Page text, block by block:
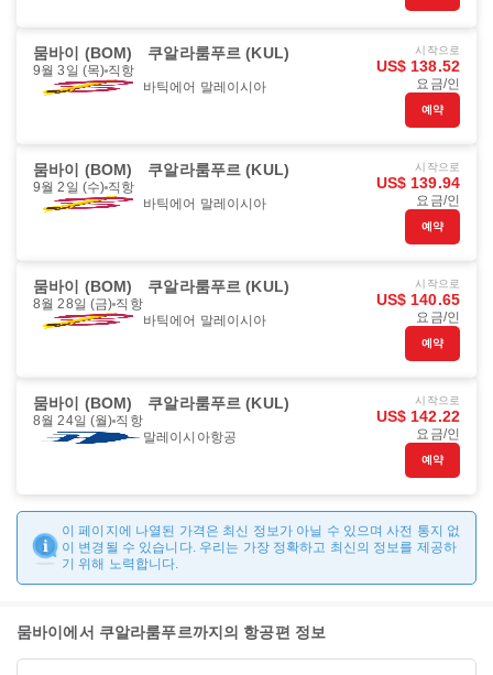
뭄바이 (BOM) 쿠알라룸푸르 (KUL)
9월 3일 (목) 직항
바틱에어 말레이시아
시작으로
US$ 138.52
요금/인
예약
뭄바이 (BOM) 쿠알라룸푸르 (KUL)
9월 2일 (수) 직항
바틱에어 말레이시아
시작으로
US$ 139.94
요금/인
예약
뭄바이 (BOM) 쿠알라룸푸르 (KUL)
8월 28일 (금) 직항
바틱에어 말레이시아
시작으로
US$ 140.65
요금/인
예약
뭄바이 (BOM) 쿠알라룸푸르 (KUL)
8월 24일 (월) 직항
말레이시아항공
시작으로
US$ 142.22
요금/인
예약
이 페이지에 나열된 가격은 최신 정보가 아닐 수 있으며 사전 통지 없
이 변경될 수 있습니다. 우리는 가장 정확하고 최신의 정보를 제공하
기 위해 노력합니다.
뭄바이에서 쿠알라룸푸르까지의 항공편 정보